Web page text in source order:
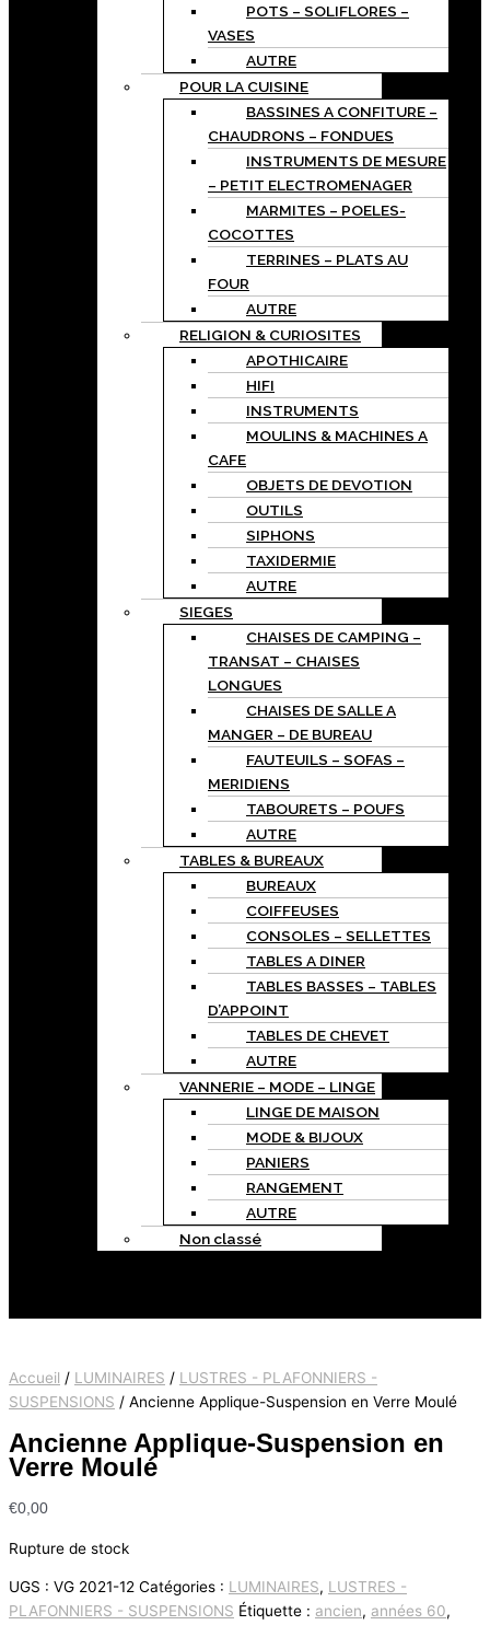
POTS – SOLIFLORES –
VASES
AUTRE
POUR LA CUISINE
BASSINES A CONFITURE –
CHAUDRONS – FONDUES
INSTRUMENTS DE MESURE
– PETIT ELECTROMENAGER
MARMITES – POELES-
COCOTTES
TERRINES – PLATS AU
FOUR
AUTRE
RELIGION & CURIOSITES
APOTHICAIRE
HIFI
INSTRUMENTS
MOULINS & MACHINES A
CAFE
OBJETS DE DEVOTION
OUTILS
SIPHONS
TAXIDERMIE
AUTRE
SIEGES
CHAISES DE CAMPING –
TRANSAT – CHAISES
LONGUES
CHAISES DE SALLE A
MANGER – DE BUREAU
FAUTEUILS – SOFAS –
MERIDIENS
TABOURETS – POUFS
AUTRE
TABLES & BUREAUX
BUREAUX
COIFFEUSES
CONSOLES – SELLETTES
TABLES A DINER
TABLES BASSES – TABLES
D’APPOINT
TABLES DE CHEVET
AUTRE
VANNERIE – MODE – LINGE
LINGE DE MAISON
MODE & BIJOUX
PANIERS
RANGEMENT
AUTRE
Non classé
Accueil / LUMINAIRES / LUSTRES - PLAFONNIERS -
SUSPENSIONS / Ancienne Applique-Suspension en Verre Moulé
Ancienne Applique-Suspension en
Verre Moulé
€0,00
Rupture de stock
UGS : VG 2021-12 Catégories : LUMINAIRES, LUSTRES -
PLAFONNIERS - SUSPENSIONS Étiquette : ancien, années 60,